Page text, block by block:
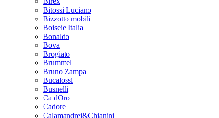
Bitossi Luciano
Bizzotto mobili
Boiseie Italia
Bonaldo
Bova
Brogiato
Brummel
Bruno Zampa
Bucalossi
Busnelli
Ca dOro
Cadore
Calamandrei&Chianini